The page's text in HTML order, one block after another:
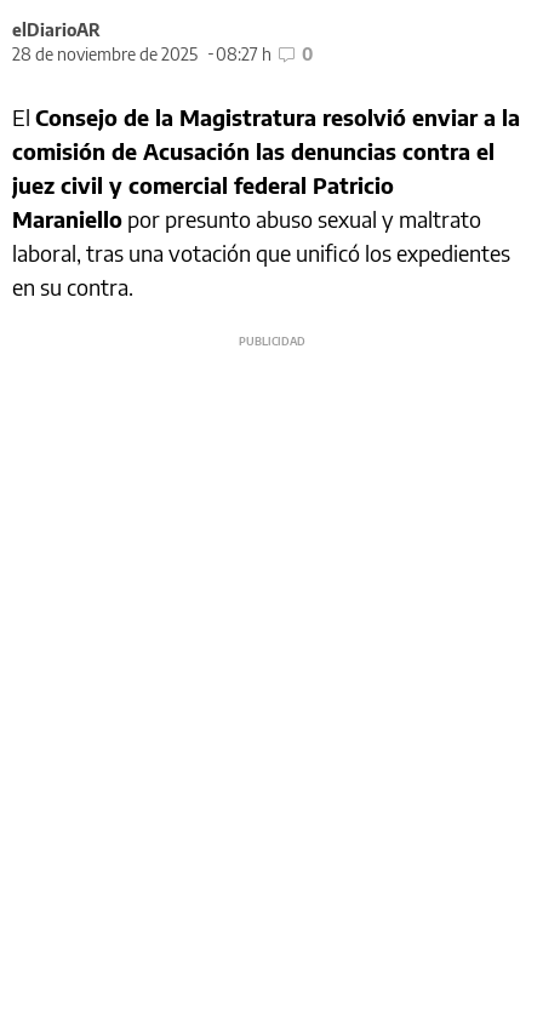
elDiarioAR
28 de noviembre de 2025
08:27 h 0
El Consejo de la Magistratura resolvió enviar a la
comisión de Acusación las denuncias contra el
juez civil y comercial federal Patricio
Maraniello por presunto abuso sexual y maltrato
laboral, tras una votación que unificó los expedientes
en su contra.